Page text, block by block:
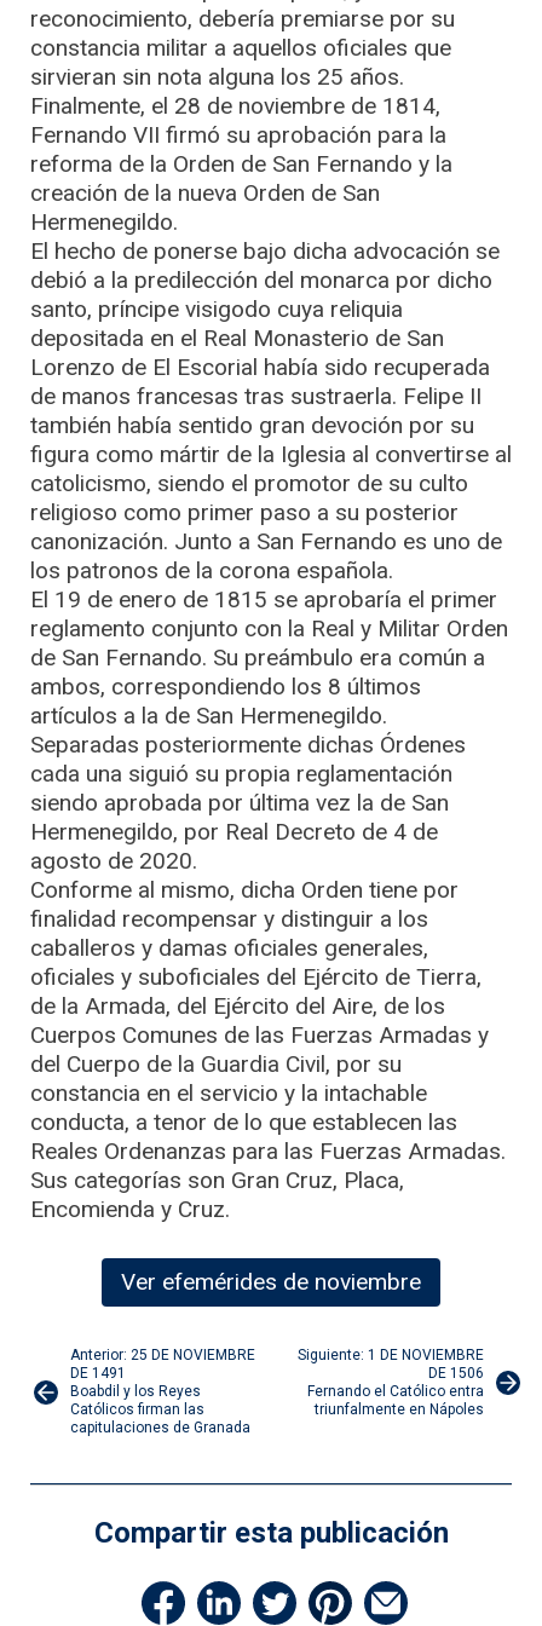
reconocimiento, debería premiarse por su
constancia militar a aquellos oficiales que
sirvieran sin nota alguna los 25 años.
Finalmente, el 28 de noviembre de 1814,
Fernando VII firmó su aprobación para la
reforma de la Orden de San Fernando y la
creación de la nueva Orden de San
Hermenegildo.
El hecho de ponerse bajo dicha advocación se
debió a la predilección del monarca por dicho
santo, príncipe visigodo cuya reliquia
depositada en el Real Monasterio de San
Lorenzo de El Escorial había sido recuperada
de manos francesas tras sustraerla. Felipe II
también había sentido gran devoción por su
figura como mártir de la Iglesia al convertirse al
catolicismo, siendo el promotor de su culto
religioso como primer paso a su posterior
canonización. Junto a San Fernando es uno de
los patronos de la corona española.
El 19 de enero de 1815 se aprobaría el primer
reglamento conjunto con la Real y Militar Orden
de San Fernando. Su preámbulo era común a
ambos, correspondiendo los 8 últimos
artículos a la de San Hermenegildo.
Separadas posteriormente dichas Órdenes
cada una siguió su propia reglamentación
siendo aprobada por última vez la de San
Hermenegildo, por Real Decreto de 4 de
agosto de 2020.
Conforme al mismo, dicha Orden tiene por
finalidad recompensar y distinguir a los
caballeros y damas oficiales generales,
oficiales y suboficiales del Ejército de Tierra,
de la Armada, del Ejército del Aire, de los
Cuerpos Comunes de las Fuerzas Armadas y
del Cuerpo de la Guardia Civil, por su
constancia en el servicio y la intachable
conducta, a tenor de lo que establecen las
Reales Ordenanzas para las Fuerzas Armadas.
Sus categorías son Gran Cruz, Placa,
Encomienda y Cruz.
Ver efemérides de noviembre
Navegación
de
Anterior: 25 DE NOVIEMBRE
DE 1491
Boabdil y los Reyes
Católicos firman las
capitulaciones de Granada
Siguiente: 1 DE NOVIEMBRE
DE 1506
Fernando el Católico entra
triunfalmente en Nápoles
Compartir esta publicación